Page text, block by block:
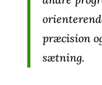
præcision
sætning.